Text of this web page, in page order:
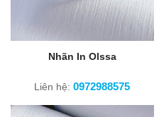
Nhãn In Olssa
Liên hệ:0972988575